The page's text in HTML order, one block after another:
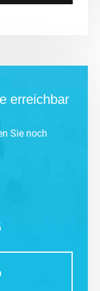
erreichbar
Sie noch